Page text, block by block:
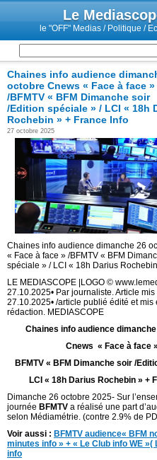
Le
le "OFF" Medias / Politique /
Chaines info audience
octobre Cnews « Face à face »
/BFMTV « BFM Dimanche soir
/Edition spéciale » / LCI « 18h
Rochebin » + France Info
27 octobre 2025
Chaines info audience dimanche 26
« Face à face » /BFMTV « BFM
spéciale » / LCI « 18h Darius
LE MEDIASCOPE |LOGO ©
27.10.2025• Par journaliste. Article mis
27.10.2025• /article publié édité et mis
rédaction. MEDIASCOPE
Chaines info audience
Cnews « Face à face
BFMTV « BFM Dimanche soir /
LCI « 18h Darius Rochebin » +
Dimanche 26 octobre 2025- Sur
journée BFMTV a réalisé une part
selon Médiamétrie. (contre 2.9% de
Voir aussi : BFMTV audience« BFM
minutes info » + « Le Club info WE »(
info